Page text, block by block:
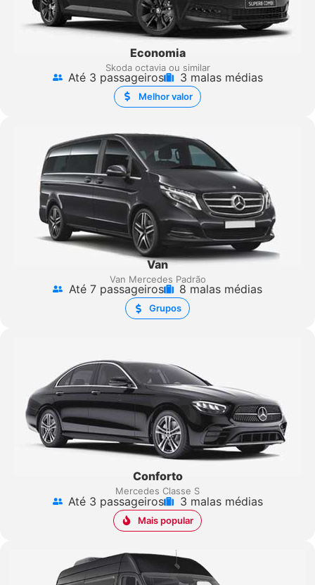
Economia
Skoda octavia ou similar
Até 3 passageiros 3 malas médias
Melhor valor
Van
Van Mercedes Padrão
Até 7 passageiros 8 malas médias
Grupos
Conforto
Mercedes Classe S
Até 3 passageiros 3 malas médias
Mais popular